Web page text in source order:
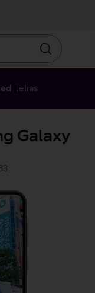
Otsin
Telias
Galaxy